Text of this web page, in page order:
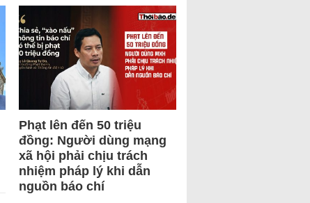
Phạt lên đến 50 triệu
đồng: Người dùng mạng
xã hội phải chịu trách
nhiệm pháp lý khi dẫn
nguồn báo chí